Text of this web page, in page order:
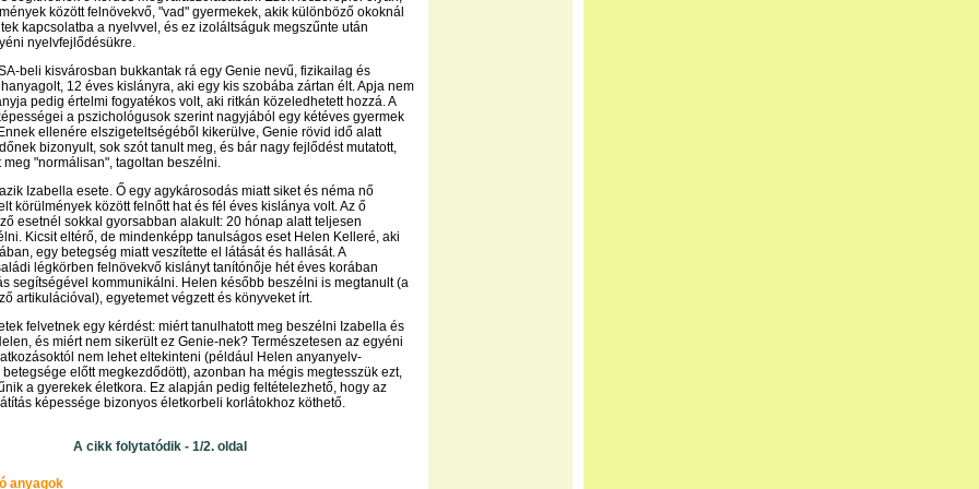
között felnövekvő, "vad" gyermekek, akik különböző okoknál
kapcsolatba a nyelvvel, és ez izoláltságuk megszűnte után
nyelvfejlődésükre.
beli kisvárosban bukkantak rá egy Genie nevű, fizikailag és
12 éves kislányra, aki egy kis szobába zártan élt. Apja nem
pedig értelmi fogyatékos volt, aki ritkán közeledhetett hozzá. A
a pszichológusok szerint nagyjából egy kétéves gyermek
ellenére elszigeteltségéből kikerülve, Genie rövid idő alatt
bizonyult, sok szót tanult meg, és bár nagy fejlődést mutatott,
meg "normálisan", tagoltan beszélni.
Izabella esete. Ő egy agykárosodás miatt siket és néma nő
körülmények között felnőtt hat és fél éves kislánya volt. Az ő
esetnél sokkal gyorsabban alakult: 20 hónap alatt teljesen
Kicsit eltérő, de mindenképp tanulságos eset Helen Kelleré, aki
egy betegség miatt veszítette el látását és hallását. A
légkörben felnövekvő kislányt tanítónője hét éves korában
segítségével kommunikálni. Helen később beszélni is megtanult (a
artikulációval), egyetemet végzett és könyveket írt.
felvetnek egy kérdést: miért tanulhatott meg beszélni Izabella és
és miért nem sikerült ez Genie-nek? Természetesen az egyéni
nem lehet eltekinteni (például Helen anyanyelv-
előtt megkezdődött), azonban ha mégis megtesszük ezt,
a gyerekek életkora. Ez alapján pedig feltételezhető, hogy az
képessége bizonyos életkorbeli korlátokhoz köthető.
A cikk folytatódik - 1/2. oldal
anyagok